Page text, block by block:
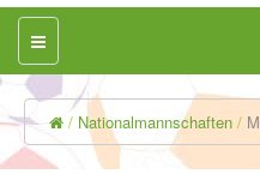
Nationalmannschaften